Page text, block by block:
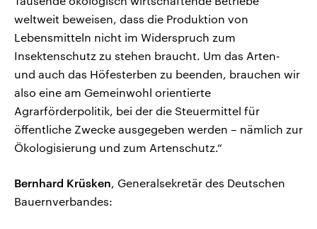
weltweit beweisen, dass die Produktion von
Lebensmitteln nicht im Widerspruch zum
Insektenschutz zu stehen braucht. Um das Arten-
und auch das Höfesterben zu beenden, brauchen wir
also eine am Gemeinwohl orientierte
Agrarförderpolitik, bei der die Steuermittel für
öffentliche Zwecke ausgegeben werden – nämlich zur
Ökologisierung und zum Artenschutz.“
Bernhard Krüsken, Generalsekretär des Deutschen
Bauernverbandes: